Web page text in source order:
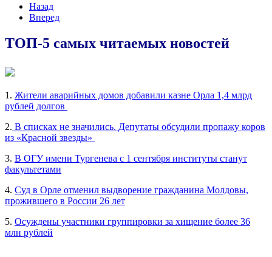
Назад
Вперед
ТОП-5 самых читаемых новостей
1. Жители аварийных домов добавили казне Орла 1,4 млрд
рублей долгов
2. В списках не значились. Депутаты обсудили пропажу коров
из «Красной звезды»
3. В ОГУ имени Тургенева с 1 сентября институты станут
факультетами
4. Суд в Орле отменил выдворение гражданина Молдовы,
прожившего в России 26 лет
5. Осуждены участники группировки за хищение более 36
млн рублей